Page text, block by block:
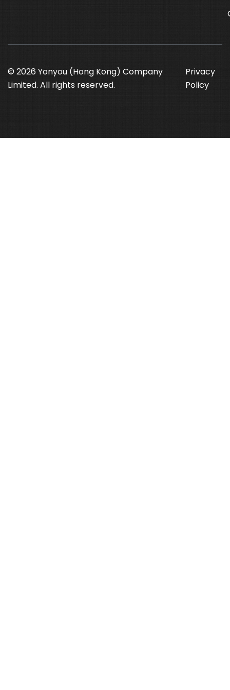
© 2026 Yonyou (Hong Kong) Company
Limited. All rights reserved.
Privacy
Policy